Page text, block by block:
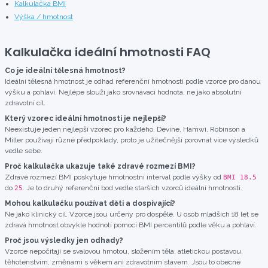
Kalkulačka BMI
Výška / hmotnost
Kalkulačka ideální hmotnosti FAQ
Co je ideální tělesná hmotnost?
Ideální tělesná hmotnost je odhad referenční hmotnosti podle vzorce pro danou
výšku a pohlaví. Nejlépe slouží jako srovnávací hodnota, ne jako absolutní
zdravotní cíl.
Který vzorec ideální hmotnosti je nejlepší?
Neexistuje jeden nejlepší vzorec pro každého. Devine, Hamwi, Robinson a
Miller používají různé předpoklady, proto je užitečnější porovnat více výsledků
vedle sebe.
Proč kalkulačka ukazuje také zdravé rozmezí BMI?
Zdravé rozmezí BMI poskytuje hmotnostní interval podle výšky od BMI 18.5
do 25. Je to druhý referenční bod vedle starších vzorců ideální hmotnosti.
Mohou kalkulačku používat děti a dospívající?
Ne jako klinický cíl. Vzorce jsou určeny pro dospělé. U osob mladších 18 let se
zdravá hmotnost obvykle hodnotí pomocí BMI percentilů podle věku a pohlaví.
Proč jsou výsledky jen odhady?
Vzorce nepočítají se svalovou hmotou, složením těla, atletickou postavou,
těhotenstvím, změnami s věkem ani zdravotním stavem. Jsou to obecné